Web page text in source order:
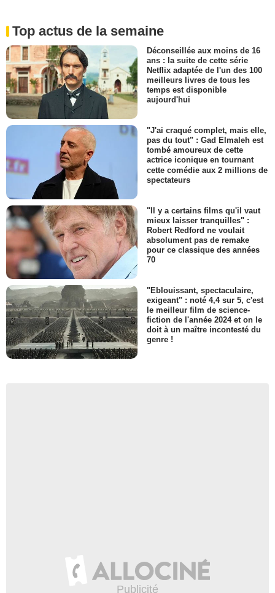
Top actus de la semaine
Déconseillée aux moins de 16
ans : la suite de cette série
Netflix adaptée de l'un des 100
meilleurs livres de tous les
temps est disponible
aujourd'hui
"J'ai craqué complet, mais elle,
pas du tout" : Gad Elmaleh est
tombé amoureux de cette
actrice iconique en tournant
cette comédie aux 2 millions de
spectateurs
"Il y a certains films qu'il vaut
mieux laisser tranquilles" :
Robert Redford ne voulait
absolument pas de remake
pour ce classique des années
70
"Eblouissant, spectaculaire,
exigeant" : noté 4,4 sur 5, c'est
le meilleur film de science-
fiction de l'année 2024 et on le
doit à un maître incontesté du
genre !